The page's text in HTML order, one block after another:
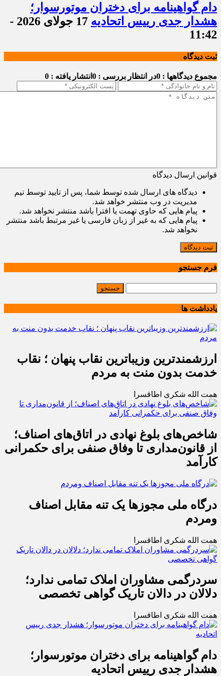
دام گواهینامه برای دختران موتورسوار؛
هشدار جدی رییس اتحادیه
17 جولای 2026 -
11:42
ثبت دیدگاه
مجموع دیدگاهها : 0 در انتظار بررسی : 0 انتشار یافته : 0
قوانین ارسال دیدگاه
دیدگاه های ارسال شده توسط شما، پس از تایید توسط تیم
مدیریت در وب منتشر خواهد شد.
پیام هایی که حاوی تهمت یا افترا باشد منتشر نخواهد شد.
پیام هایی که به غیر از زبان فارسی یا غیر مرتبط باشد منتشر
نخواهد شد.
ثبت دیدگاه
فرم جستجو
یادداشت ها
ارزشمندترین وزیباترین نقاب پنهان ؛ نقاب
خدمت بدون منت به مردم
همت الله شکری اطاقسرا
شاخص‌های بلوغ نهادی در اتاق‌های اصناف؛
از قانون‌مداری تا وفاق صنفی برای حکمرانی
کارآمد
درگاه ملی مجوزها یک تنه مقابل اصناف
ومردم
همت الله شکری اطاقسرا
سردرگمی مشاوران املاک تمامی ندارد؛
دلالان در دالان تاریک گواهی تخصصی
همت الله شکری اطاقسرا
دام گواهینامه برای دختران موتورسوار؛
هشدار جدی رییس اتحادیه